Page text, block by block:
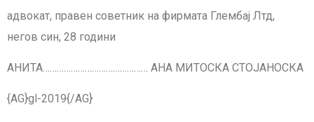
адвокат, правен советник на фирмата Глембај Лтд,
негов син, 28 години
АНИТА……………………………………… АНА МИТОСКА СТОЈАНОСКА
{AG}gl-2019{/AG}